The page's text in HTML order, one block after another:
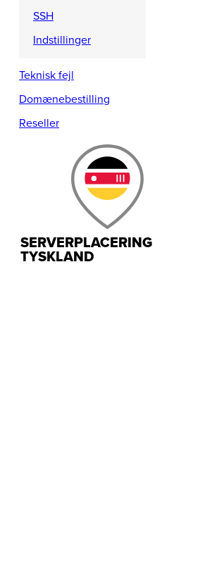
SSH
Indstillinger
Teknisk fejl
Domænebestilling
Reseller
SERVERPLACERING
TYSKLAND